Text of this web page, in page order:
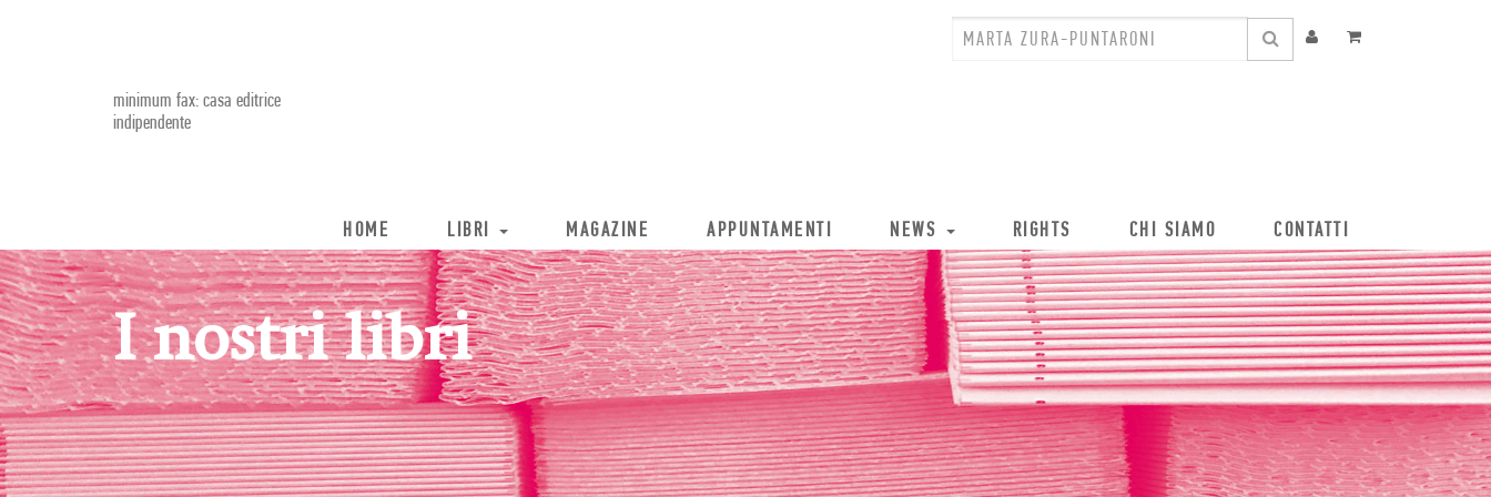
minimum fax: casa editrice
indipendente
HOME LIBRI MAGAZINE APPUNTAMENTI NEWS RIGHTS CHI SIAMO CONTATTI
I nostri libri